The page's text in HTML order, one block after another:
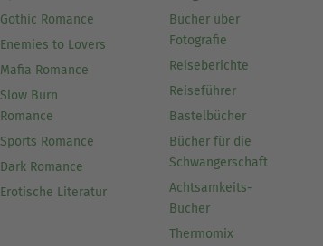
Gothic Romance
Enemies to Lovers
Mafia Romance
Slow Burn
Romance
Sports Romance
Dark Romance
Erotische Literatur
Bücher über
Fotografie
Reiseberichte
Reiseführer
Bastelbücher
Bücher für die
Schwangerschaft
Achtsamkeits-
Bücher
Thermomix